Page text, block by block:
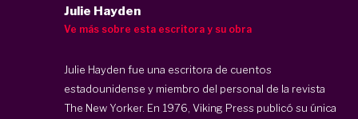
Julie Hayden
Ve más sobre esta escritora y su obra
Julie Hayden fue una escritora de cuentos
estadounidense y miembro del personal de la revista
The New Yorker. En 1976, Viking Press publicó su única